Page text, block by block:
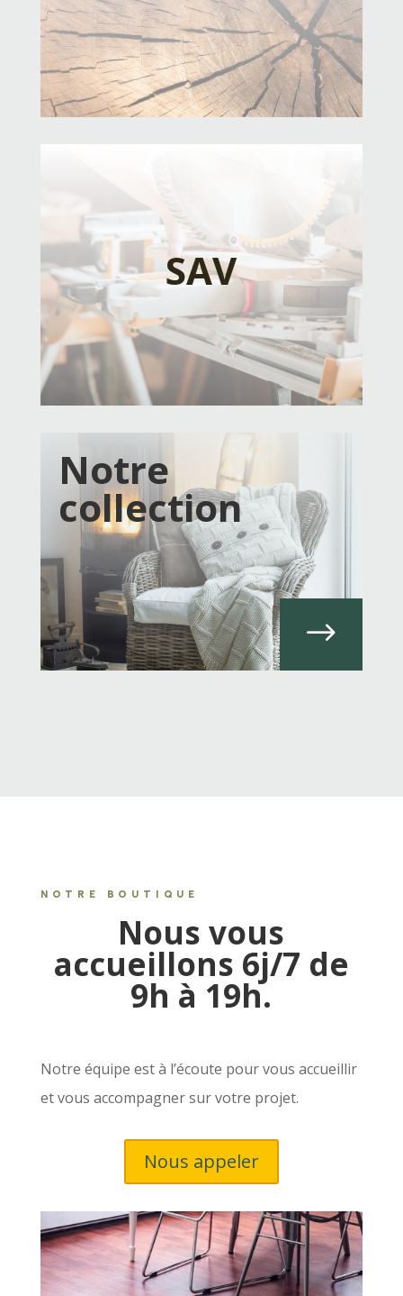
ceux venant d’un expert, ils vous prodigueront
leurs meilleurs conseils d’utilisation si besoin.
SAV
disposition pour intervenir dans les meilleurs
délais sur votre installation, surtout en cas
d’urgence.
L’expertise de notre équipe étant primordiale,
elle suit régulièrement les formations
constructeurs pour vous satisfaire au mieux.
Notre
collection
$
NOTRE BOUTIQUE
Nous vous
accueillons 6j/7 de
9h à 19h.
Notre équipe est à l’écoute pour vous accueillir
et vous accompagner sur votre projet.
Nous appeler